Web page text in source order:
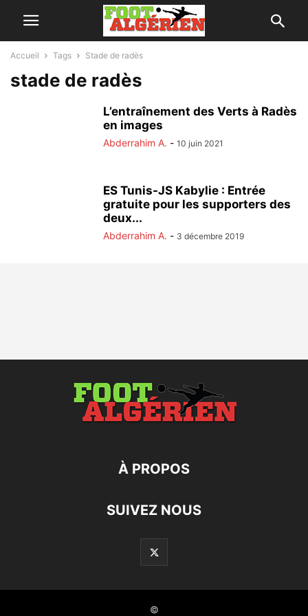
Accueil Tags Stade de radès
stade de radès
L’entraînement des Verts à Radès
en images
Abderrahim A. - 10 juin 2021
ES Tunis-JS Kabylie : Entrée
gratuite pour les supporters des
deux...
Abderrahim A. - 3 décembre 2019
À PROPOS
SUIVEZ NOUS
©